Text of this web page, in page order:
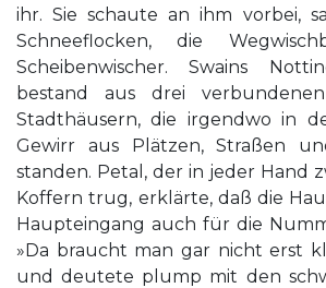
ihr. Sie schaute an ihm vorbei,
Schneeflocken, die
Scheibenwischer. Swains
bestand aus drei verbundenen
Stadthäusern, die irgendwo in
Gewirr aus Plätzen, Straßen
standen. Petal, der in jeder Hand
Koffern trug, erklärte, daß die
Haupteingang auch für die
»Da braucht man gar nicht erst
und deutete plump mit den